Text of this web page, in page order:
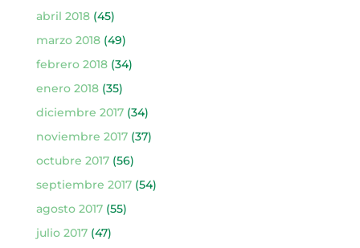
abril 2018(45)
marzo 2018(49)
febrero 2018(34)
enero 2018(35)
diciembre 2017(34)
noviembre 2017(37)
octubre 2017(56)
septiembre 2017(54)
agosto 2017(55)
julio 2017(47)